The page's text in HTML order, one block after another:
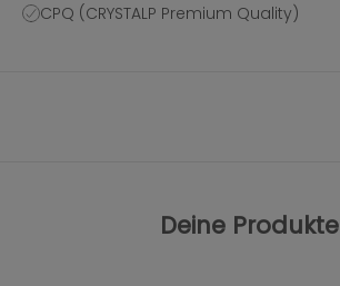
CPQ (CRYSTALP Premium Quality)
Deine Produkte